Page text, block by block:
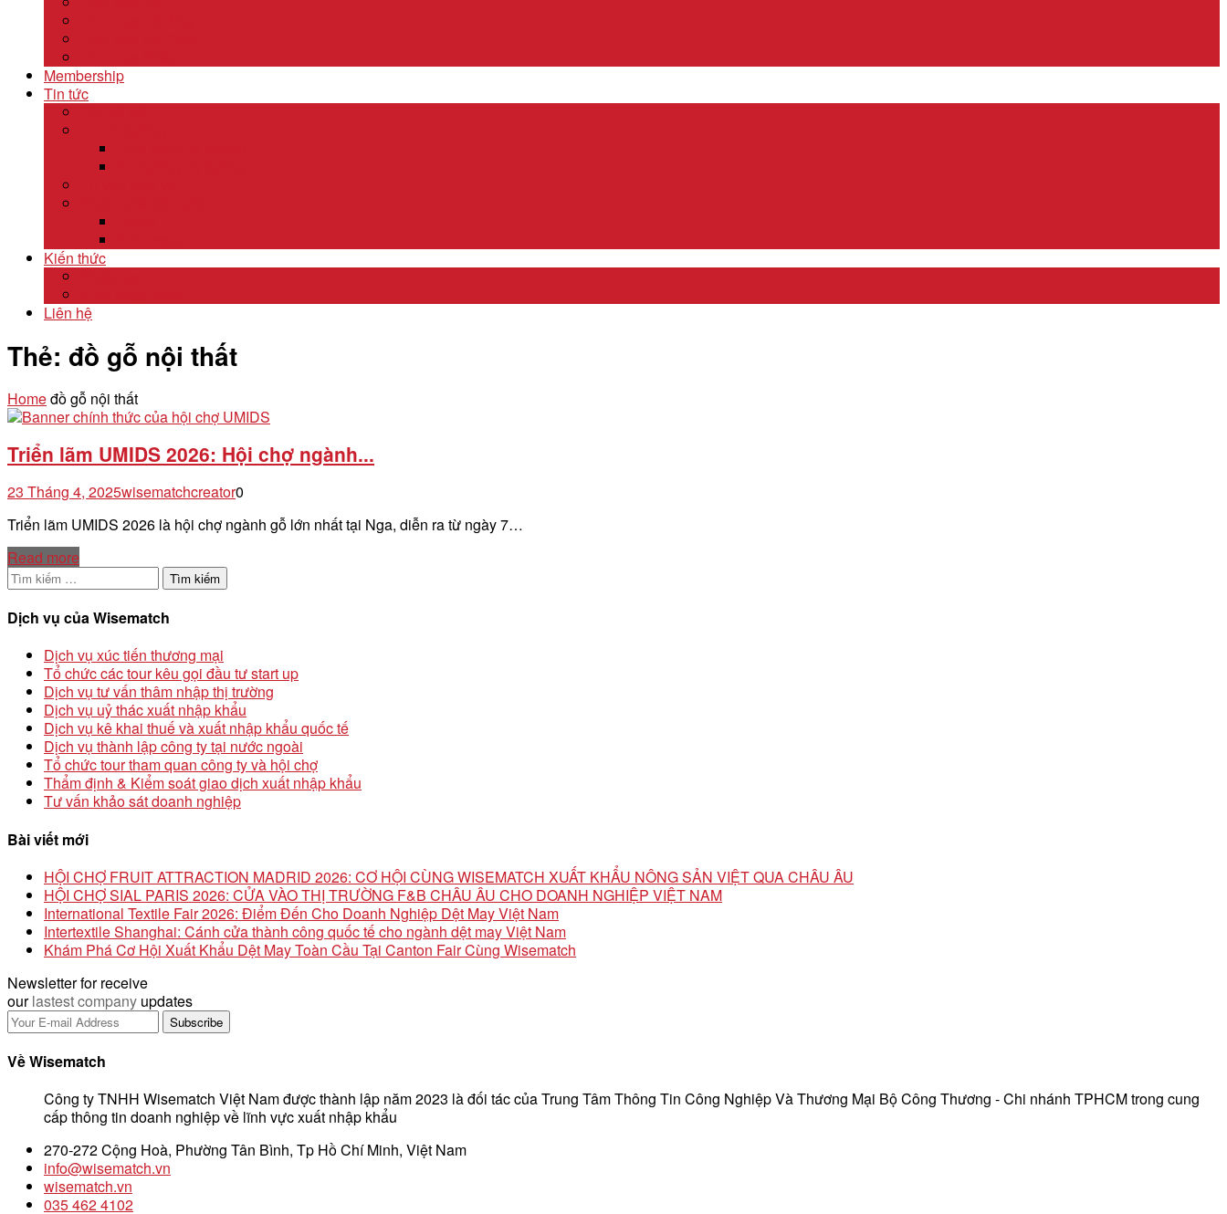
Membership
Tin tức
Kiến thức
Liên hệ
Thẻ: đồ gỗ nội thất
Homeđồ gỗ nội thất
Triển lãm UMIDS 2026: Hội chợ ngành...
23 Tháng 4, 2025wisematchcreator0
Triển lãm UMIDS 2026 là hội chợ ngành gỗ lớn nhất tại Nga, diễn ra từ ngày 7…
Read more
Tìm
kiếm
cho:
Dịch vụ của Wisematch
Dịch vụ xúc tiến thương mại
Tổ chức các tour kêu gọi đầu tư start up
Dịch vụ tư vấn thâm nhập thị trường
Dịch vụ uỷ thác xuất nhập khẩu
Dịch vụ kê khai thuế và xuất nhập khẩu quốc tế
Dịch vụ thành lập công ty tại nước ngoài
Tổ chức tour tham quan công ty và hội chợ
Thẩm định & Kiểm soát giao dịch xuất nhập khẩu
Tư vấn khảo sát doanh nghiệp
Bài viết mới
HỘI CHỢ FRUIT ATTRACTION MADRID 2026: CƠ HỘI CÙNG WISEMATCH XUẤT KHẨU NÔNG SẢN VIỆT QUA CHÂU ÂU
HỘI CHỢ SIAL PARIS 2026: CỬA VÀO THỊ TRƯỜNG F&B CHÂU ÂU CHO DOANH NGHIỆP VIỆT NAM
International Textile Fair 2026: Điểm Đến Cho Doanh Nghiệp Dệt May Việt Nam
Intertextile Shanghai: Cánh cửa thành công quốc tế cho ngành dệt may Việt Nam
Khám Phá Cơ Hội Xuất Khẩu Dệt May Toàn Cầu Tại Canton Fair Cùng Wisematch
Newsletter for receive
ourlastest company updates
Về Wisematch
Công ty TNHH Wisematch Việt Nam được thành lập năm 2023 là đối tác của Trung Tâm Thông Tin Công Nghiệp Và Thương Mại Bộ Công Thương - Chi nhánh TPHCM trong cung
cấp thông tin doanh nghiệp về lĩnh vực xuất nhập khẩu
270-272 Cộng Hoà, Phường Tân Bình, Tp Hồ Chí Minh, Việt Nam
info@wisematch.vn
wisematch.vn
035 462 4102